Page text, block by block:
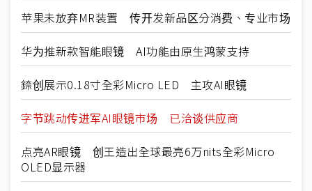
苹果未放弃MR装置 传开发新品区分消费、专业市场
华为推新款智能眼镜 AI功能由原生鸿蒙支持
錼创展示0.18寸全彩Micro LED 主攻AI眼镜
字节跳动传进军AI眼镜市场 已洽谈供应商
点亮AR眼镜 创王造出全球最亮6万nits全彩Micro
OLED显示器